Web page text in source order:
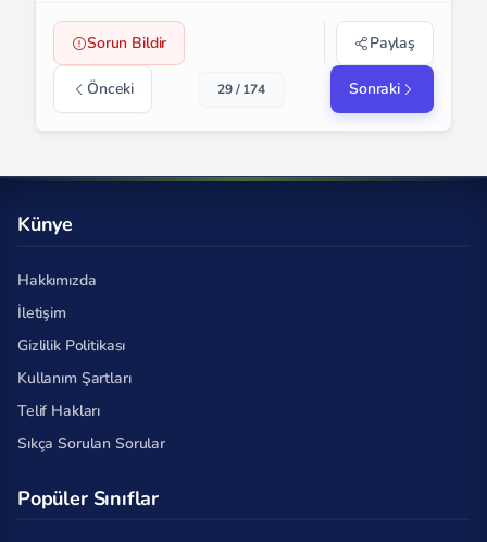
Sorun Bildir Paylaş
Önceki 29 / 174 Sonraki
Künye
Hakkımızda
İletişim
Gizlilik Politikası
Kullanım Şartları
Telif Hakları
Sıkça Sorulan Sorular
Popüler Sınıflar